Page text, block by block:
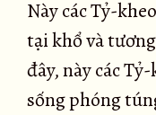
Này các Tỷ-
tại khổ và
đây, này các
sống phóng